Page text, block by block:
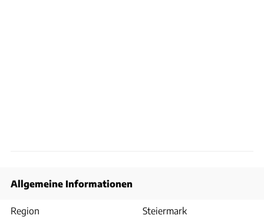
Allgemeine Informationen
Region Steiermark